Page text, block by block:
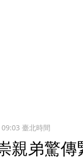
臺北時間
親弟驚